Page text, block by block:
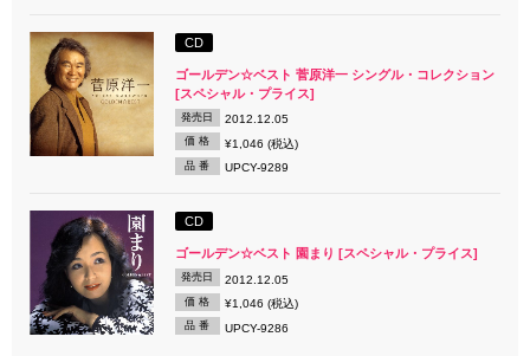
CD
ゴールデン☆ベスト 菅原洋一 シングル・コレクション
[スペシャル・プライス]
発売日 2012.12.05
価 格 ¥1,046 (税込)
品 番 UPCY-9289
CD
ゴールデン☆ベスト 園まり [スペシャル・プライス]
発売日 2012.12.05
価 格 ¥1,046 (税込)
品 番 UPCY-9286